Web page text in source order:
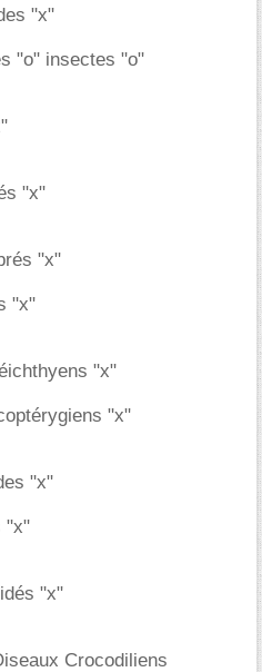
"x"
"o" insectes "o"
"x"
"x"
"x"
"x"
"x"
"x"
"x"
"x"
Crocodiliens